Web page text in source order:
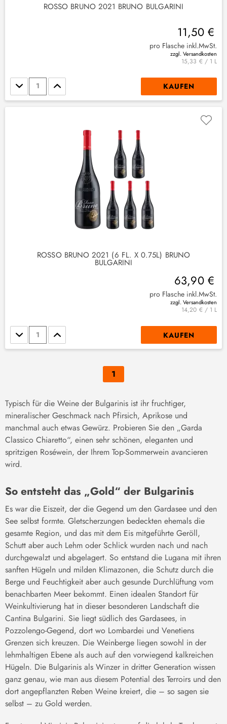
ROSSO BRUNO 2021 BRUNO BULGARINI
11,50 €
pro Flasche inkl.MwSt.
zzgl. Versandkosten
15,33 € / 1 L
Stückzahl KAUFEN
ROSSO BRUNO 2021 (6 FL. X 0.75L) BRUNO
BULGARINI
63,90 €
pro Flasche inkl.MwSt.
zzgl. Versandkosten
14,20 € / 1 L
Stückzahl KAUFEN
1
Typisch für die Weine der Bulgarinis ist ihr fruchtiger,
mineralischer Geschmack nach Pfirsich, Aprikose und
manchmal auch etwas Gewürz. Probieren Sie den „Garda
Classico Chiaretto“, einen sehr schönen, eleganten und
spritzigen Roséwein, der Ihrem Top-Sommerwein avancieren
wird.
So entsteht das „Gold“ der Bulgarinis
Es war die Eiszeit, der die Gegend um den Gardasee und den
See selbst formte. Gletscherzungen bedeckten ehemals die
gesamte Region, und das mit dem Eis mitgeführte Geröll,
Schutt aber auch Lehm oder Schlick wurden nach und nach
durchgewalzt und abgelagert. So entstand die Lugana mit ihren
sanften Hügeln und milden Klimazonen, die Schutz durch die
Berge und Feuchtigkeit aber auch gesunde Durchlüftung vom
benachbarten Meer bekommt. Einen idealen Standort für
Weinkultivierung hat in dieser besonderen Landschaft die
Cantina Bulgarini. Sie liegt südlich des Gardasees, in
Pozzolengo-Gegend, dort wo Lombardei und Venetiens
Grenzen sich kreuzen. Die Weinberge liegen sowohl in der
lehmhaltigen Ebene als auch auf den vorwiegend kalkreichen
Hügeln. Die Bulgarinis als Winzer in dritter Generation wissen
ganz genau, wie man aus diesem Potential des Terroirs und den
dort angepflanzten Reben Weine kreiert, die – so sagen sie
selbst – zu Gold werden.